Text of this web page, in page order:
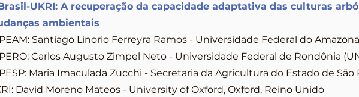
UKRI: A recuperação da capacidade adaptativa das culturas
ambientais
Santiago Linorio Ferreyra Ramos - Universidade Federal do
Carlos Augusto Zimpel Neto - Universidade Federal de Rondônia
Maria Imaculada Zucchi - Secretaria da Agricultura do Estado de São
David Moreno Mateos - University of Oxford, Oxford, Reino Unido